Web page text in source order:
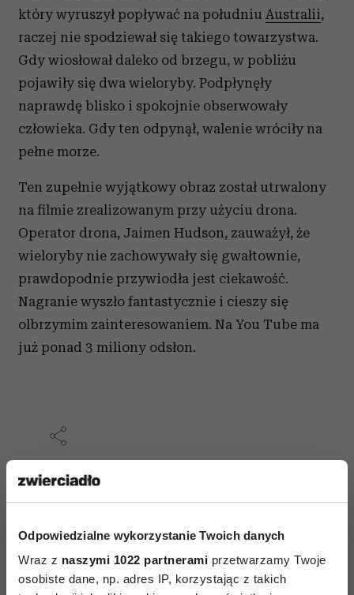
Odpowiedzialne wykorzystanie Twoich danych
Wraz z naszymi 1022 partnerami przetwarzamy Twoje
osobiste dane, np. adres IP, korzystając z takich
który wyruszył popływać na południu Australii,
raczej nie spodziewał się takiego towarzystwa.
Gdy wiosłował daleko od brzegu, w pobliżu
pojawiły się dwa wieloryby. Podpłynęły
naprawdę blisko i spokojnie obserwowały
człowieka. Gdy ten odpynął, walenie wróciły na
pełne morze.
Ten zupełnie wyjątkowy obraz został utrwalony
na filmie zrealizowanym przy użyciu drona.
Operator drona, Jaimen Hudson, zauważył, że
wieloryby nie zachowywały się gwałtownie,
prawdopodnie przywiodła jest ciekawość.
Nagranie wyszło fantastycznie i cieszy się
olbrzymim zainteresowaniem. Na You Tube ma
już ponad 3 miliony odsłon.